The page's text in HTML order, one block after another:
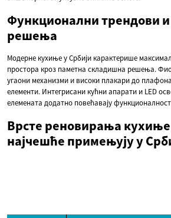
Функционални трендови
решења
Модерне кухиње у Србији карактерише
простора кроз паметна складишна решења.
угаони механизми и високи плакари до
елементи. Интегрисани кућни апарати и LED
елемената додатно повећавају
Врсте реновирања кухиње
најчешће примењују у